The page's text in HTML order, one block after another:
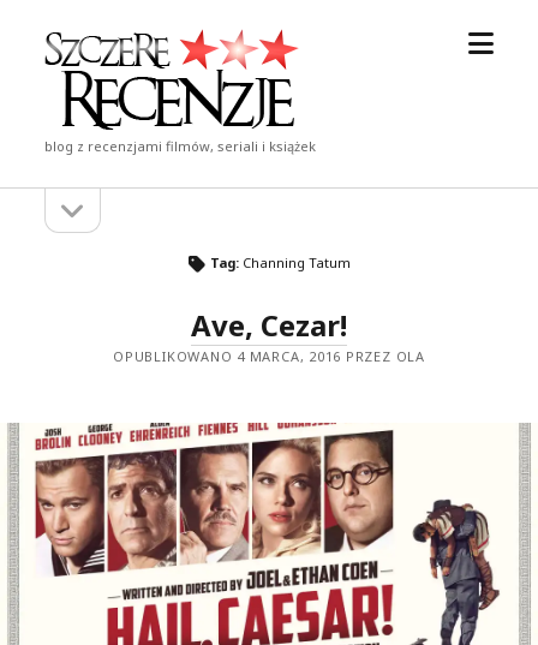
Szczere
Recenzje
blog z recenzjami filmów, seriali i książek
Pasekpasek
Tag: Channing Tatum
Ave, Cezar!
OPUBLIKOWANO 4 MARCA, 2016 PRZEZ OLA